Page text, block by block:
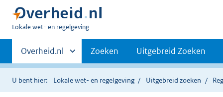
U
hier:
Lokale wet- en regelgeving
Primaire
navigatie
Andere
sites
binnen
Overheid.nl Zoeken Uitgebreid Zoeken
U bent hier: Lokale wet- en regelgeving Uitgebreid zoeken